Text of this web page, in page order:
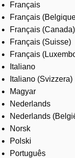
Français
Français
Français (Canada)
Français (Suisse)
Français
Italiano
Italiano (Svizzera)
Magyar
Nederlands
Nederlands
Norsk
Polski
Português